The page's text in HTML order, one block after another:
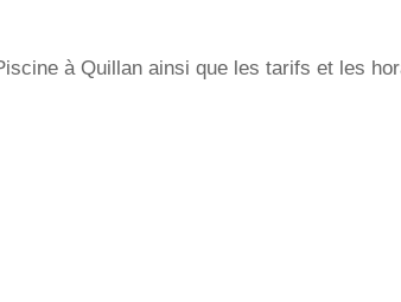
à Quillan ainsi que les tarifs et les